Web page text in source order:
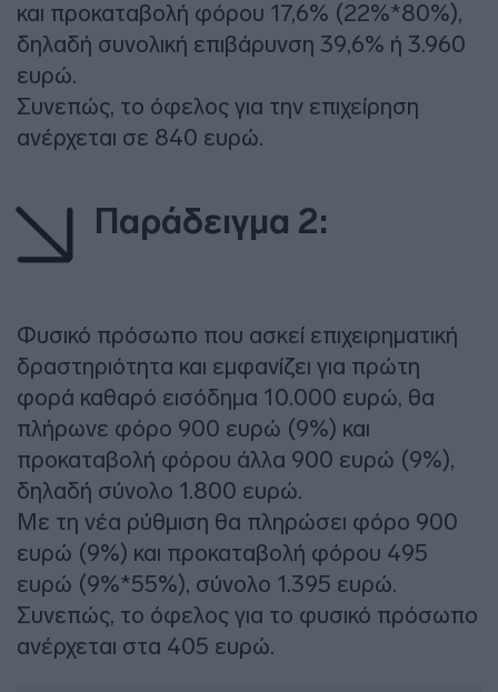
και προκαταβολή φόρου 17,6% (22%*80%),
δηλαδή συνολική επιβάρυνση 39,6% ή 3.960
ευρώ.
Συνεπώς, το όφελος για την επιχείρηση
ανέρχεται σε 840 ευρώ.
Παράδειγμα 2:
Φυσικό πρόσωπο που ασκεί επιχειρηματική
δραστηριότητα και εμφανίζει για πρώτη
φορά καθαρό εισόδημα 10.000 ευρώ, θα
πλήρωνε φόρο 900 ευρώ (9%) και
προκαταβολή φόρου άλλα 900 ευρώ (9%),
δηλαδή σύνολο 1.800 ευρώ.
Με τη νέα ρύθμιση θα πληρώσει φόρο 900
ευρώ (9%) και προκαταβολή φόρου 495
ευρώ (9%*55%), σύνολο 1.395 ευρώ.
Συνεπώς, το όφελος για το φυσικό πρόσωπο
ανέρχεται στα 405 ευρώ.